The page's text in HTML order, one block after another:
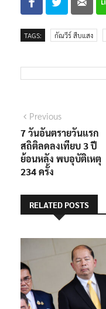
TAGS: กัณวีร์ สืบแสง
แนะแนว
เรื่อง
PreviousPrevious
post:
7 วันอันตรายวันแรก
สถิติลดลงเทียบ 3 ปี
ย้อนหลัง พบอุบัติเหตุ
234 ครั้ง
RELATED POSTS